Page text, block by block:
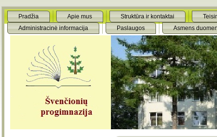
Pradžia Apie mus Struktūra ir kontaktai
Administracinė informacija
Paslaugos Asmens